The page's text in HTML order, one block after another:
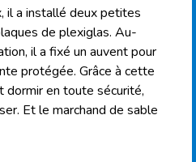
il a installé deux petites
de plexiglas. Au-
il a fixé un auvent pour
protégée. Grâce à cette
dormir en toute sécurité,
Et le marchand de sable